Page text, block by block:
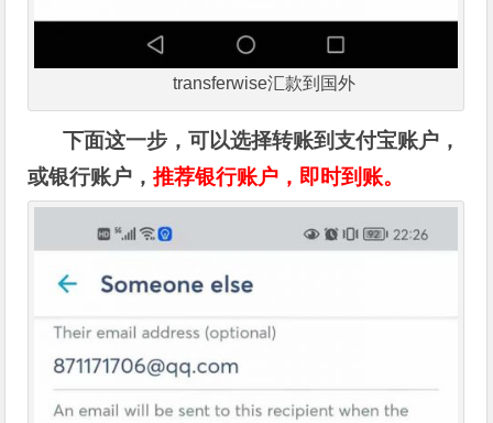
transferwise汇款到国外
下面这一步，可以选择转账到支付宝账户，
或银行账户，推荐银行账户，即时到账。